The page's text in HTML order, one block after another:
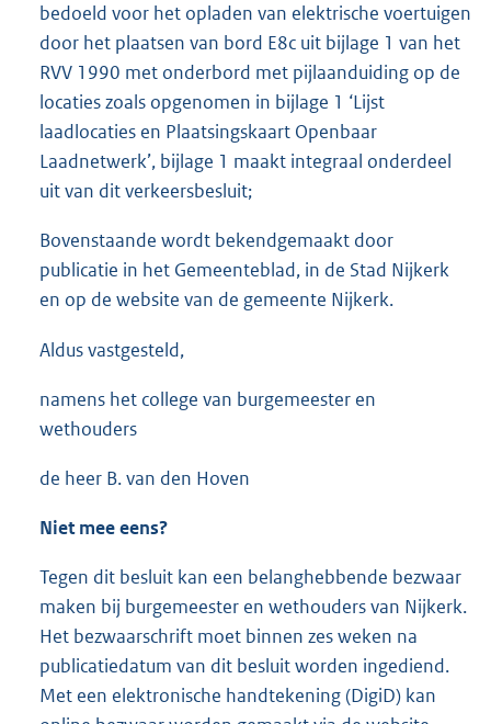
bedoeld voor het opladen van elektrische voertuigen
door het plaatsen van bord E8c uit bijlage 1 van het
RVV 1990 met onderbord met pijlaanduiding op de
locaties zoals opgenomen in bijlage 1 ‘Lijst
laadlocaties en Plaatsingskaart Openbaar
Laadnetwerk’, bijlage 1 maakt integraal onderdeel
uit van dit verkeersbesluit;
Bovenstaande wordt bekendgemaakt door
publicatie in het Gemeenteblad, in de Stad Nijkerk
en op de website van de gemeente Nijkerk.
Aldus vastgesteld,
namens het college van burgemeester en
wethouders
de heer B. van den Hoven
Niet mee eens?
Tegen dit besluit kan een belanghebbende bezwaar
maken bij burgemeester en wethouders van Nijkerk.
Het bezwaarschrift moet binnen zes weken na
publicatiedatum van dit besluit worden ingediend.
Met een elektronische handtekening (DigiD) kan